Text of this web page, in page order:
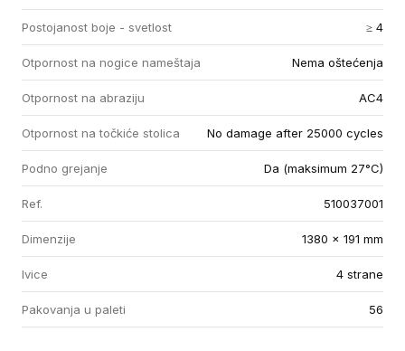
Postojanost boje - svetlost ≥ 4
Otpornost na nogice nameštaja Nema oštećenja
Otpornost na abraziju AC4
Otpornost na točkiće stolica No damage after 25000 cycles
Podno grejanje Da (maksimum 27°C)
Ref. 510037001
Dimenzije 1380 x 191 mm
Ivice 4 strane
Pakovanja u paleti 56